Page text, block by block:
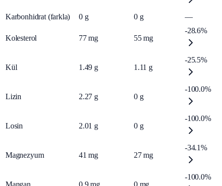
Karbonhidrat (farkla) 0 g 0 g —
Kolesterol 77 mg 55 mg
-28.6%
Kül 1.49 g 1.11 g
-25.5%
Lizin 2.27 g 0 g
-100.0%
Losin 2.01 g 0 g
-100.0%
Magnezyum 41 mg 27 mg
-34.1%
-100.0%